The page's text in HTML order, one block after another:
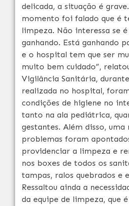
delicada, a situação é
momento foi falado que é
limpeza. Não interessa se
ganhando. Está ganhando
e o hospital tem que ser
muito bem cuidado”,
Vigilância Sanitária,
realizada no hospital,
condições de higiene no
tanto na ala pediátrica,
gestantes. Além disso, uma
problemas foram
providenciar a limpeza e
nos boxes de todos os
tampas, ralos quebrados e
Ressaltou ainda a
da equipe de limpeza, que